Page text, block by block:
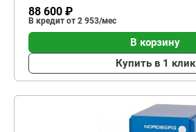
88 600 ₽
В кредит от 2 953/мес
В корзину
Купить в 1 клик